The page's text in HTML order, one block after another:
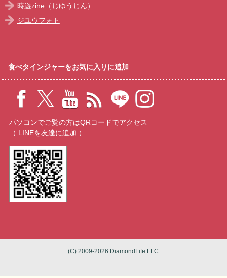
時遊zine（じゆうじん）
ジユウフォト
食べタインジャーをお気に入りに追加
パソコンでご覧の方はQRコードでアクセス
（ LINEを友達に追加 ）
(C) 2009-2026 DiamondLife.LLC